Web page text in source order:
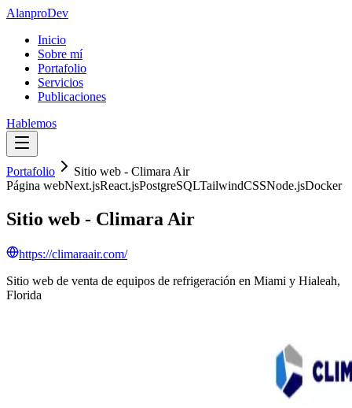
AlanproDev
Inicio
Sobre mí
Portafolio
Servicios
Publicaciones
Hablemos
Portafolio
Sitio web - Climara Air
Página webNext.jsReact.jsPostgreSQLTailwindCSSNode.jsDocker
Sitio web - Climara Air
https://climaraair.com/
Sitio web de venta de equipos de refrigeración en Miami y Hialeah,
Florida